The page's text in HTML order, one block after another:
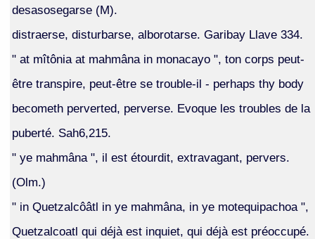
desasosegarse (M).
distraerse, disturbarse, alborotarse. Garibay Llave 334.
" at mîtônia at mahmâna in monacayo ", ton corps peut-
être transpire, peut-être se trouble-il - perhaps thy body
becometh perverted, perverse. Evoque les troubles de la
puberté. Sah6,215.
" ye mahmâna ", il est étourdit, extravagant, pervers.
(Olm.)
" in Quetzalcôâtl in ye mahmâna, in ye motequipachoa ",
Quetzalcoatl qui déjà est inquiet, qui déjà est préoccupé.